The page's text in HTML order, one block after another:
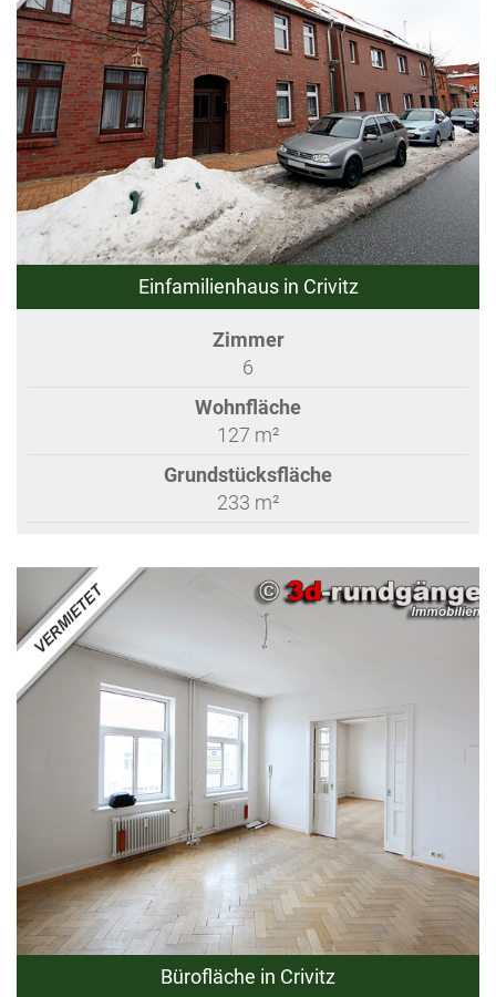
Einfamilienhaus in Crivitz
Zimmer
6
Wohnfläche
127 m²
Grundstücksfläche
233 m²
Bürofläche in Crivitz